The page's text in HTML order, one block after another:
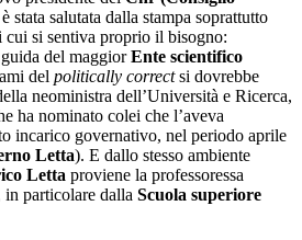
è stata salutata dalla stampa soprattutto
cui si sentiva proprio il bisogno:
del maggiorEnte scientifico
del politically correctsi dovrebbe
neoministra dell’Università e Ricerca,
ha nominato colei che l’aveva
incarico governativo, nel periodo aprile
Letta). E dallo stesso ambiente
Letta proviene la professoressa
in particolare dalla Scuola superiore